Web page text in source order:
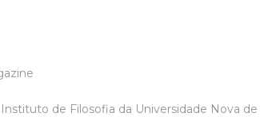
de Filosofia da Universidade Nova de